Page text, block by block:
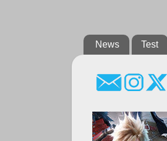
News Test